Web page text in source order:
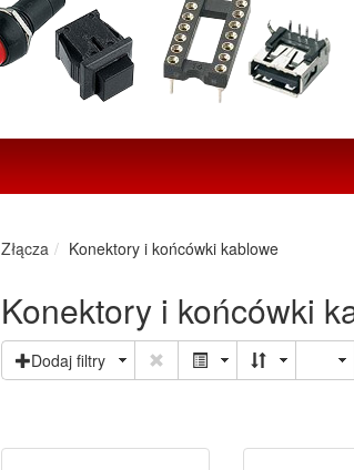
Złącza Konektory i końcówki kablowe
Konektory i końcówki
Dodaj filtry